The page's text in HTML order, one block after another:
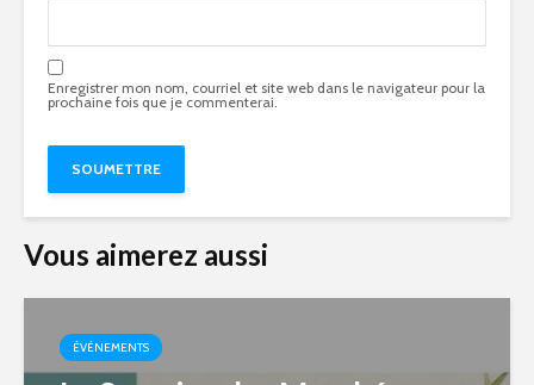
Enregistrer mon nom, courriel et site web dans le navigateur pour la
prochaine fois que je commenterai.
Vous aimerez aussi
ÉVÉNEMENTS